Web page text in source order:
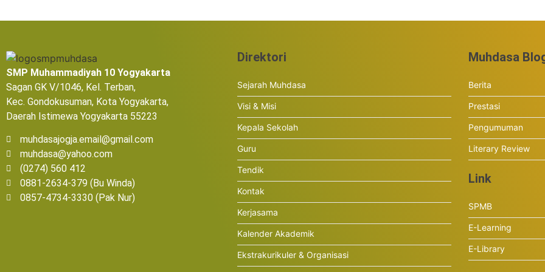
SMP Muhammadiyah 10 Yogyakarta
Sagan GK V/1046, Kel. Terban,
Kec. Gondokusuman, Kota Yogyakarta,
Daerah Istimewa Yogyakarta 55223
muhdasajogja.email@gmail.com
muhdasa@yahoo.com
(0274) 560 412
0881-2634-379 (Bu Winda)
0857-4734-3330 (Pak Nur)
Direktori
Sejarah Muhdasa
Visi & Misi
Kepala Sekolah
Guru
Tendik
Kontak
Kerjasama
Kalender Akademik
Ekstrakurikuler & Organisasi
Muhdasa
Berita
Prestasi
Pengumuman
Literary Review
Link
SPMB
E-Learning
E-Library